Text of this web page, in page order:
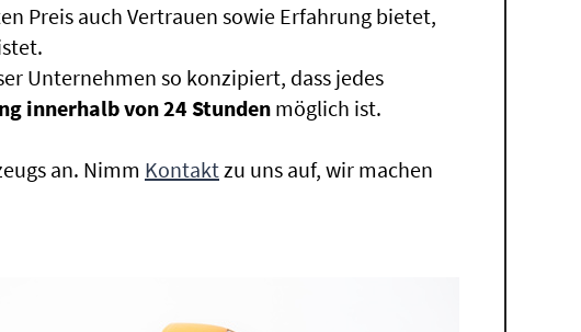
Preis auch Vertrauen sowie Erfahrung bietet,
Unternehmen so konzipiert, dass jedes
innerhalb von 24 Stundenmöglich ist.
an. Nimm Kontaktzu uns auf, wir machen